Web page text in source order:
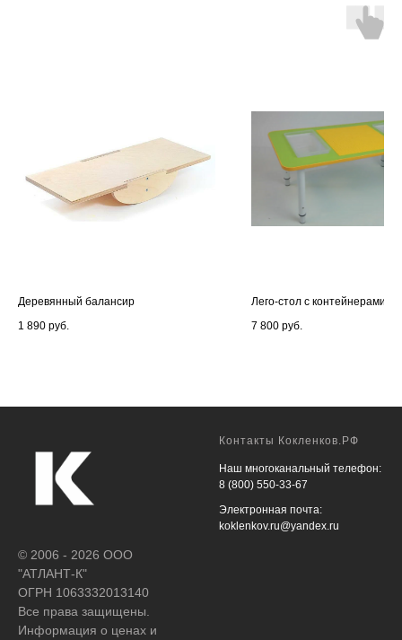
Деревянный балансир
1 890 руб.
Лего-стол с контейнерами
7 800 руб.
© 2006 - 2026 ООО
"АТЛАНТ-К"
ОГРН 1063332013140
Все права защищены.
Информация о ценах и
Контакты Кокленков.РФ
Наш многоканальный телефон:
8 (800) 550-33-67
Электронная почта:
koklenkov.ru@yandex.ru